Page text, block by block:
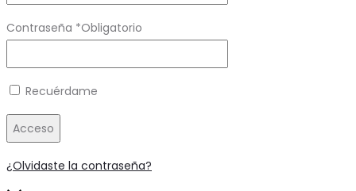
Contraseña *Obligatorio
Recuérdame
Acceso
¿Olvidaste la contraseña?